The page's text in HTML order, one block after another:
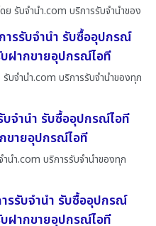
ย รับจํานํา.com บริการรับจำนำของ
ารรับจำนำ รับซื้ออุปกรณ์
ฝากขายอุปกรณ์ไอที
บจํานํา.com บริการรับจำนำของทุก
จำนำ รับซื้ออุปกรณ์ไอที
ขายอุปกรณ์ไอที
นํา.com บริการรับจำนำของทุก
รรับจำนำ รับซื้ออุปกรณ์
ฝากขายอุปกรณ์ไอที